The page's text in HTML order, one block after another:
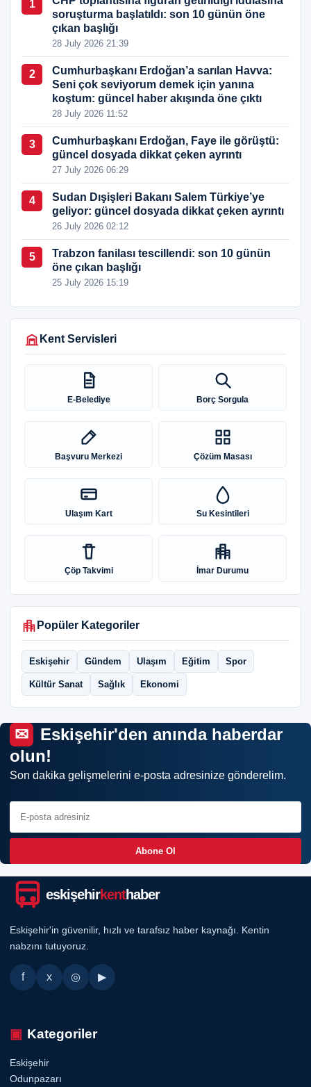
1
soruşturma başlatıldı: son 10 günün öne
çıkan başlığı
28 July 2026 21:39
2
Cumhurbaşkanı Erdoğan’a sarılan Havva:
Seni çok seviyorum demek için yanına
koştum: güncel haber akışında öne çıktı
28 July 2026 11:52
3
Cumhurbaşkanı Erdoğan, Faye ile görüştü:
güncel dosyada dikkat çeken ayrıntı
27 July 2026 06:29
4
Sudan Dışişleri Bakanı Salem Türkiye’ye
geliyor: güncel dosyada dikkat çeken ayrıntı
26 July 2026 02:12
5
Trabzon fanilası tescillendi: son 10 günün
öne çıkan başlığı
25 July 2026 15:19
Kent Servisleri
E-Belediye Borç Sorgula
Başvuru Merkezi Çözüm Masası
Ulaşım Kart Su Kesintileri
Çöp Takvimi İmar Durumu
Popüler Kategoriler
Eskişehir Gündem Ulaşım Eğitim Spor
Kültür Sanat Sağlık Ekonomi
Eskişehir'den anında haberdar
olun!
Son dakika gelişmelerini e-posta adresinize gönderelim.
Abone Ol
eskişehirkenthaber
Eskişehir'in güvenilir, hızlı ve tarafsız haber kaynağı. Kentin
nabzını tutuyoruz.
f x ◎ ▶
Kategoriler
Eskişehir
Odunpazarı